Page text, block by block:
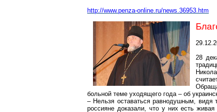
http://www.penza-online.ru/news.36953.htm
28
больной теме уходящего года – об
– Нельзя оставаться равнодушным, видя
россияне доказали, что у них есть